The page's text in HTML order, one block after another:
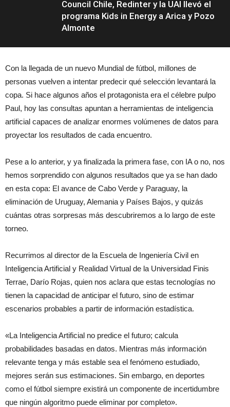
Columnas y
Council Chile, Redinter y la UAI llevó el
programa Kids in Energy a Arica y Pozo
Almonte
Con la llegada de un nuevo Mundial de fútbol, millones de
personas vuelven a intentar predecir qué selección levantará la
copa. Si hace algunos años el protagonista era el célebre pulpo
Paul, hoy las consultas apuntan a herramientas de inteligencia
artificial capaces de analizar enormes volúmenes de datos para
proyectar los resultados de cada encuentro.
Pese a lo anterior, y ya finalizada la primera fase, con IA o no, nos
hemos sorprendido con algunos resultados que ya se han dado
en esta copa: El avance de Cabo Verde y Paraguay, la
eliminación de Uruguay, Alemania y Países Bajos, y quizás
cuántas otras sorpresas más descubriremos a lo largo de este
torneo.
Recurrimos al director de la Escuela de Ingeniería Civil en
Inteligencia Artificial y Realidad Virtual de la Universidad Finis
Terrae, Darío Rojas, quien nos aclara que estas tecnologías no
tienen la capacidad de anticipar el futuro, sino de estimar
escenarios probables a partir de información estadística.
«La Inteligencia Artificial no predice el futuro; calcula
probabilidades basadas en datos. Mientras más información
relevante tenga y más estable sea el fenómeno estudiado,
mejores serán sus estimaciones. Sin embargo, en deportes
como el fútbol siempre existirá un componente de incertidumbre
que ningún algoritmo puede eliminar por completo».